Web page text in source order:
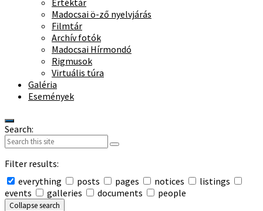
Értéktár
Madocsai ö-ző nyelvjárás
Filmtár
Archív fotók
Madocsai Hírmondó
Rigmusok
Virtuális túra
Galéria
Események
Search:
Filter results:
everything
posts pages notices
listings
events
galleries documents people
Collapse search